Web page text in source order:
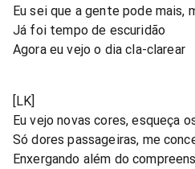
Eu sei que a gente pode mais,
Já foi tempo de escuridão
Agora eu vejo o dia cla-clarear
[LK]
Eu vejo novas cores, esqueça
Só dores passageiras, me
Enxergando além do